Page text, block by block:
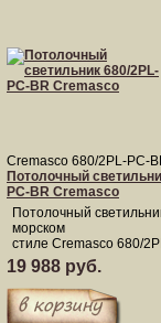
Cremasco 680/2PL-PC-
Потолочный
PC-BR Cremasco
Потолочный
морском
стиле Cremasco 680/
19 988 руб.